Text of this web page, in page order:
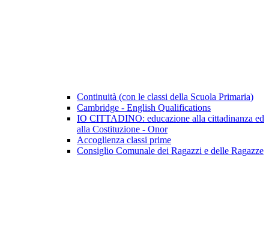
Continuità (con le classi della Scuola Primaria)
Cambridge - English Qualifications
IO CITTADINO: educazione alla cittadinanza ed
alla Costituzione - Onor
Accoglienza classi prime
Consiglio Comunale dei Ragazzi e delle Ragazze